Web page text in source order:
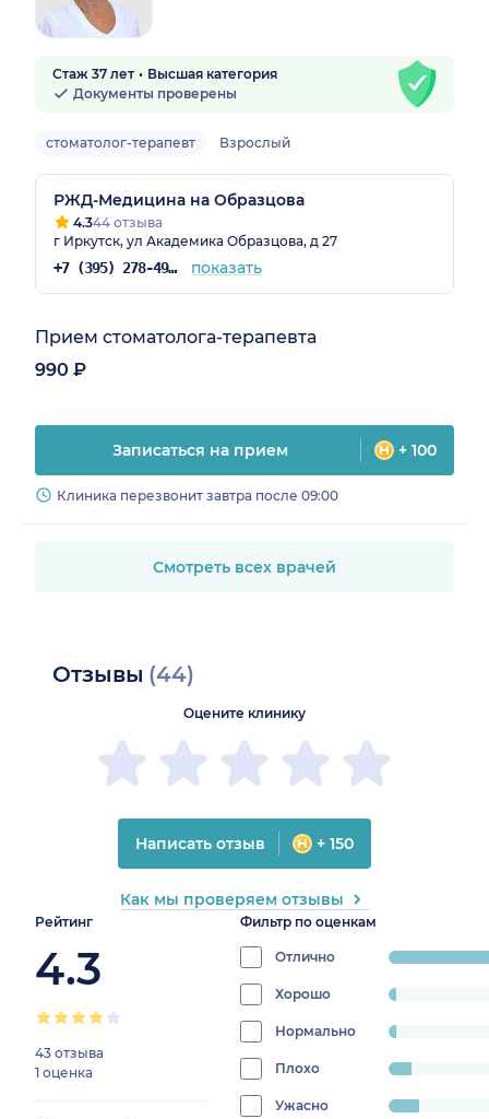
Стаж 37 лет
Высшая категория
Документы проверены
стоматолог-терапевт Взрослый
РЖД-Медицина на Образцова
4.344 отзыва
г Иркутск, ул Академика Образцова, д 27
+7 (395) 278-49-11 показать
Прием стоматолога-терапевта
990 ₽
Записаться на прием + 100
Клиника перезвонит завтра после 09:00
Смотреть всех врачей
Отзывы (44)
Рейтинг
4.3
43 отзыва
1 оценка
Фильтр по оценкам
Отличноprogress:
Хорошо
2.272727272727273%
Нормально
2.272727272727273%
Плохо
progress:
6.8181818181818175%
Ужасно
Оцените клинику
Написать отзыв + 150
Как мы проверяем отзывы